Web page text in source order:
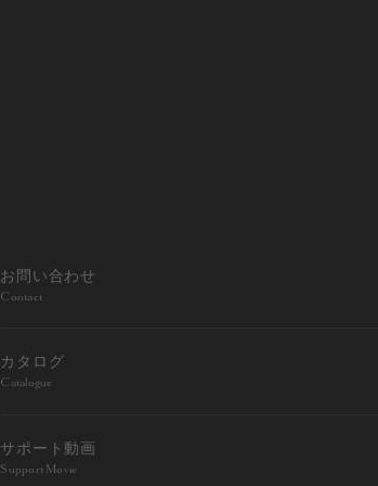
お問い合わせ
Contact
カタログ
Catalogue
サポート動画
Support Movie